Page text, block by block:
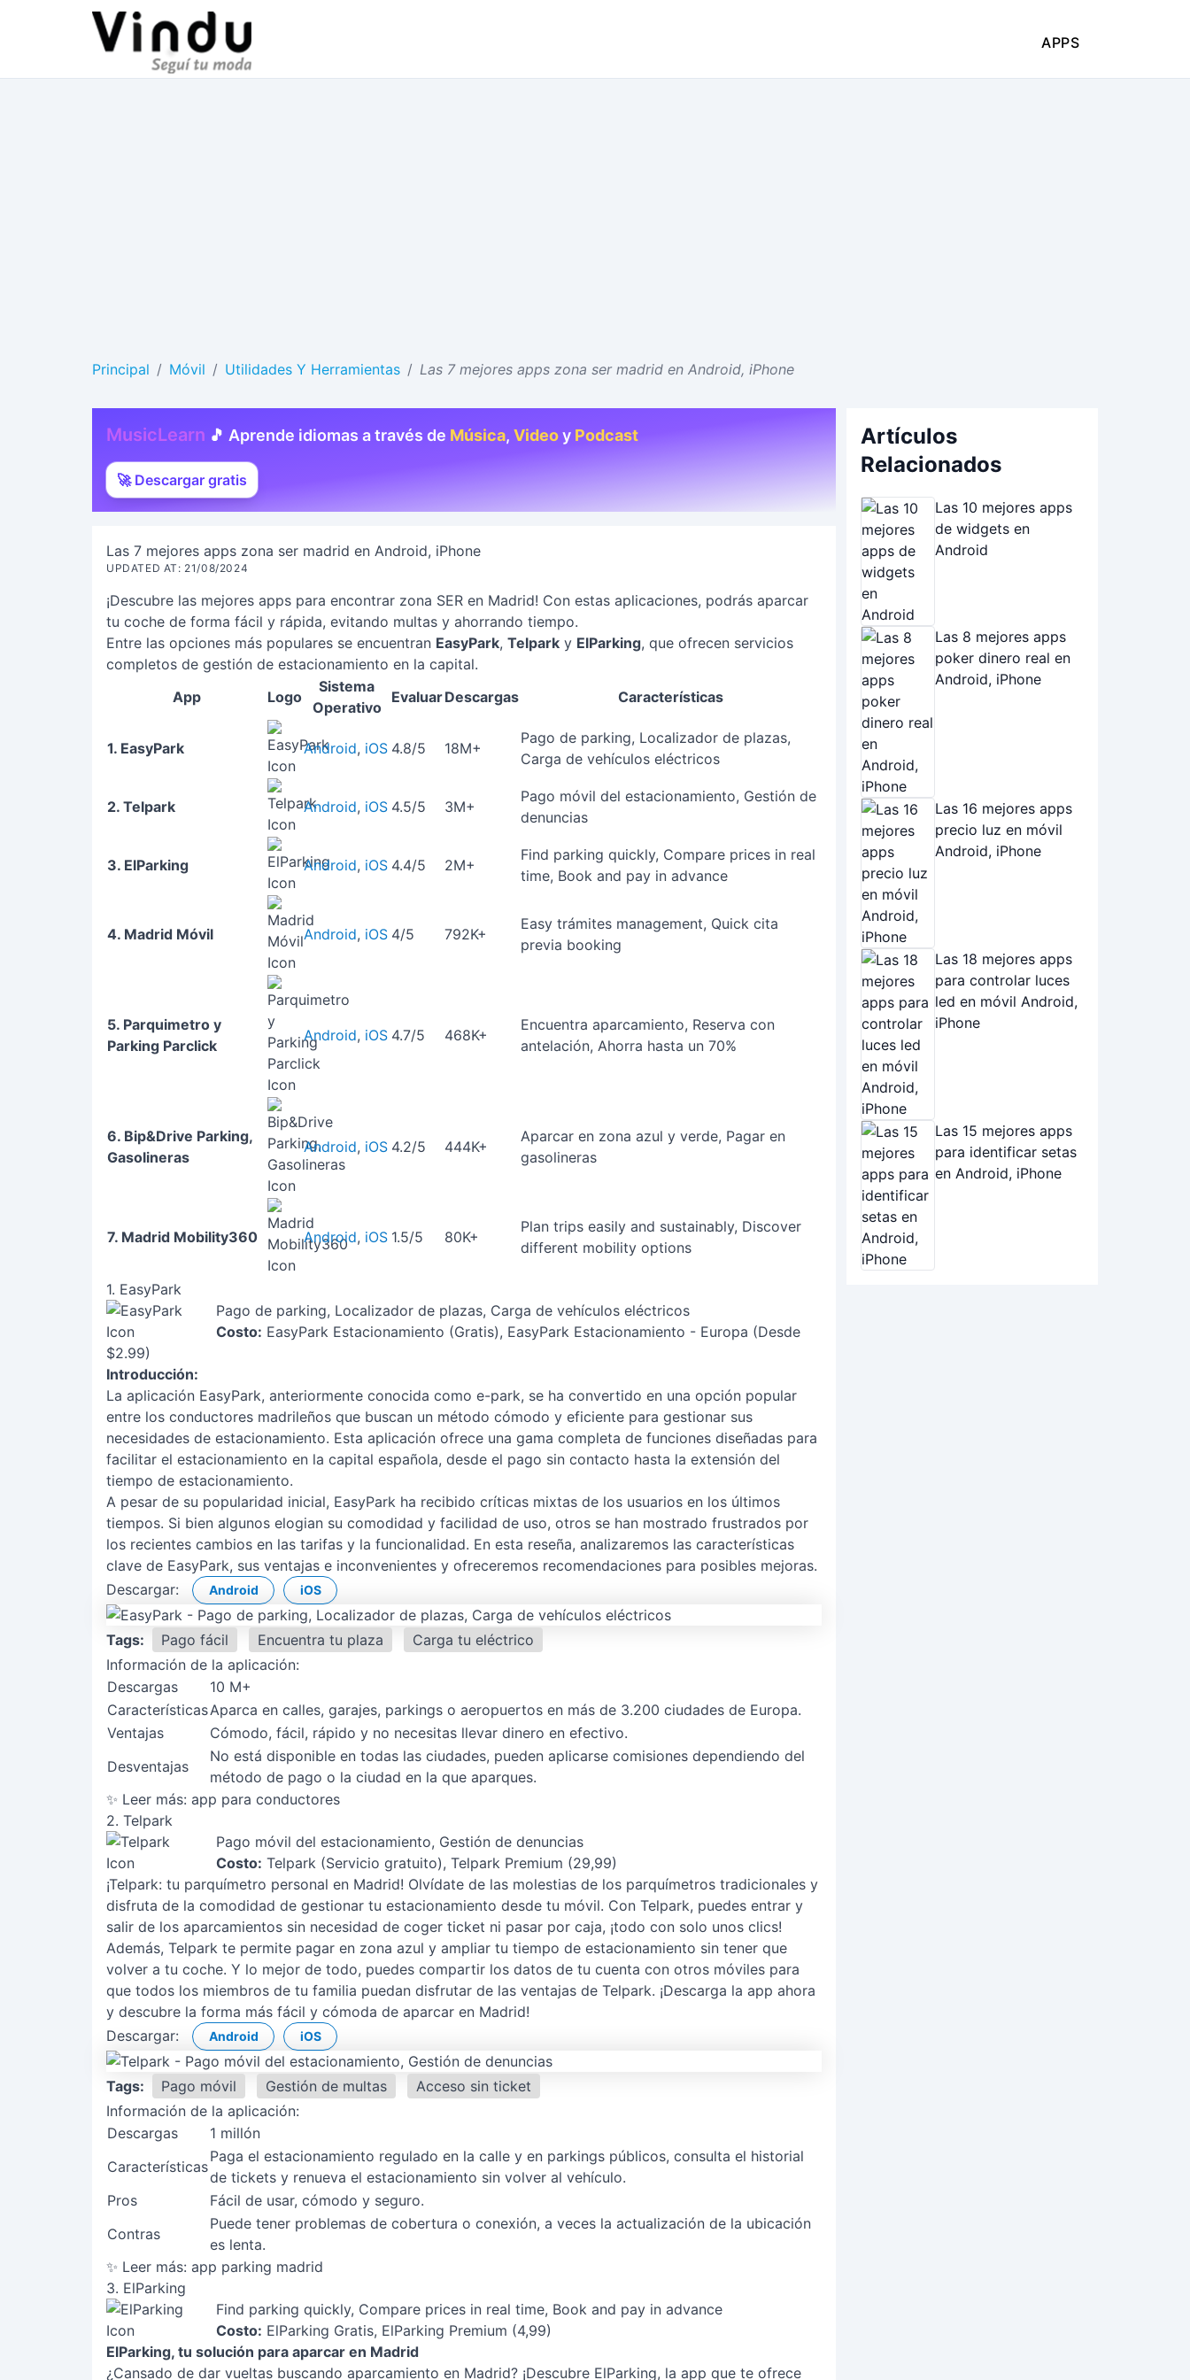
APPS
Principal / Móvil / Utilidades Y Herramientas / Las 7 mejores apps zona ser madrid en Android, iPhone
MusicLearn 🎵 Aprende idiomas a través de Música, Videoy Podcast
🚀 Descargar gratis
Las 7 mejores apps zona ser madrid en Android, iPhone
UPDATED AT: 21/08/2024
¡Descubre las mejores apps para encontrar zona SER en Madrid! Con estas aplicaciones, podrás aparcar
tu coche de forma fácil y rápida, evitando multas y ahorrando tiempo.
Entre las opciones más populares se encuentran EasyPark, Telpark y ElParking, que ofrecen servicios
completos de gestión de estacionamiento en la capital.
App
Logo
Sistema
Operativo
EvaluarDescargas Características
1. EasyPark Android, iOS 4.8/5 18M+
Pago de parking, Localizador de plazas,
Carga de vehículos eléctricos
2. Telpark Android, iOS 4.5/5 3M+
Pago móvil del estacionamiento, Gestión de
denuncias
3. ElParking Android, iOS 4.4/5 2M+
Find parking quickly, Compare prices in real
time, Book and pay in advance
4. Madrid Móvil Android, iOS 4/5 792K+
Easy trámites management, Quick cita
previa booking
5. Parquimetro y
Parking Parclick
Android, iOS 4.7/5 468K+
Encuentra aparcamiento, Reserva con
antelación, Ahorra hasta un 70%
6. Bip&Drive Parking,
Gasolineras
Android, iOS 4.2/5 444K+
Aparcar en zona azul y verde, Pagar en
gasolineras
7. Madrid Mobility360 Android, iOS 1.5/5 80K+
Plan trips easily and sustainably, Discover
different mobility options
1. EasyPark
Pago de parking, Localizador de plazas, Carga de vehículos eléctricos
Costo: EasyPark Estacionamiento (Gratis), EasyPark Estacionamiento - Europa (Desde
$2.99)
Introducción:
La aplicación EasyPark, anteriormente conocida como e-park, se ha convertido en una opción popular
entre los conductores madrileños que buscan un método cómodo y eficiente para gestionar sus
necesidades de estacionamiento. Esta aplicación ofrece una gama completa de funciones diseñadas para
facilitar el estacionamiento en la capital española, desde el pago sin contacto hasta la extensión del
tiempo de estacionamiento.
A pesar de su popularidad inicial, EasyPark ha recibido críticas mixtas de los usuarios en los últimos
tiempos. Si bien algunos elogian su comodidad y facilidad de uso, otros se han mostrado frustrados por
los recientes cambios en las tarifas y la funcionalidad. En esta reseña, analizaremos las características
clave de EasyPark, sus ventajas e inconvenientes y ofreceremos recomendaciones para posibles mejoras.
Descargar:
Android iOS
Tags: Pago fácil Encuentra tu plaza
Carga tu eléctrico
Información de la aplicación:
Descargas
10 M+
CaracterísticasAparca en calles, garajes, parkings o aeropuertos en más de 3.200 ciudades de Europa.
Ventajas
Cómodo, fácil, rápido y no necesitas llevar dinero en efectivo.
Desventajas
No está disponible en todas las ciudades, pueden aplicarse comisiones dependiendo del
método de pago o la ciudad en la que aparques.
✨ Leer más: app para conductores
2. Telpark
Pago móvil del estacionamiento, Gestión de denuncias
Costo: Telpark (Servicio gratuito), Telpark Premium (29,99)
¡Telpark: tu parquímetro personal en Madrid! Olvídate de las molestias de los parquímetros tradicionales y
disfruta de la comodidad de gestionar tu estacionamiento desde tu móvil. Con Telpark, puedes entrar y
salir de los aparcamientos sin necesidad de coger ticket ni pasar por caja, ¡todo con solo unos clics!
Además, Telpark te permite pagar en zona azul y ampliar tu tiempo de estacionamiento sin tener que
volver a tu coche. Y lo mejor de todo, puedes compartir los datos de tu cuenta con otros móviles para
que todos los miembros de tu familia puedan disfrutar de las ventajas de Telpark. ¡Descarga la app ahora
y descubre la forma más fácil y cómoda de aparcar en Madrid!
Descargar:
Android iOS
Tags: Pago móvil Gestión de multas
Acceso sin ticket
Información de la aplicación:
Descargas
1 millón
Características
Paga el estacionamiento regulado en la calle y en parkings públicos, consulta el historial
de tickets y renueva el estacionamiento sin volver al vehículo.
Pros
Fácil de usar, cómodo y seguro.
Contras
Puede tener problemas de cobertura o conexión, a veces la actualización de la ubicación
es lenta.
✨ Leer más: app parking madrid
3. ElParking
Find parking quickly, Compare prices in real time, Book and pay in advance
Costo: ElParking Gratis, ElParking Premium (4,99)
ElParking, tu solución para aparcar en Madrid
¿Cansado de dar vueltas buscando aparcamiento en Madrid? ¡Descubre ElParking, la app que te ofrece
Artículos
Relacionados
Las 10 mejores apps
de widgets en
Android
Las 8 mejores apps
poker dinero real en
Android, iPhone
Las 16 mejores apps
precio luz en móvil
Android, iPhone
Las 18 mejores apps
para controlar luces
led en móvil Android,
iPhone
Las 15 mejores apps
para identificar setas
en Android, iPhone